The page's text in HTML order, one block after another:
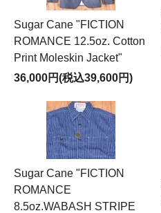
Sugar Cane "FICTION
ROMANCE 12.5oz. Cotton
Print Moleskin Jacket"
36,000円(税込39,600円)
Sugar Cane "FICTION
ROMANCE
8.5oz.WABASH STRIPE